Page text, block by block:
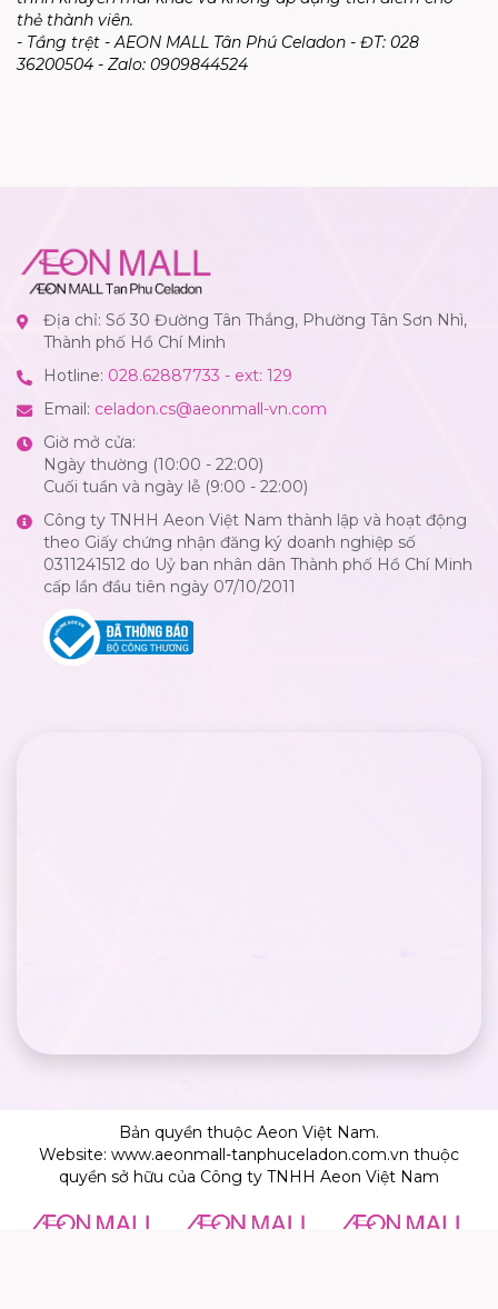
thẻ thành viên.
- Tầng trệt - AEON MALL Tân Phú Celadon - ĐT: 028
36200504 - Zalo: 0909844524
Địa chỉ: Số 30 Đường Tân Thắng, Phường Tân Sơn Nhì,
Thành phố Hồ Chí Minh
Hotline: 028.62887733 - ext: 129
Email: celadon.cs@aeonmall-vn.com
Giờ mở cửa:
Ngày thường (10:00 - 22:00)
Cuối tuần và ngày lễ (9:00 - 22:00)
Công ty TNHH Aeon Việt Nam thành lập và hoạt động
theo Giấy chứng nhận đăng ký doanh nghiệp số
0311241512 do Uỷ ban nhân dân Thành phố Hồ Chí Minh
cấp lần đầu tiên ngày 07/10/2011
Bản quyền thuộc Aeon Việt Nam.
Website: www.aeonmall-tanphuceladon.com.vn thuộc
quyền sở hữu của Công ty TNHH Aeon Việt Nam